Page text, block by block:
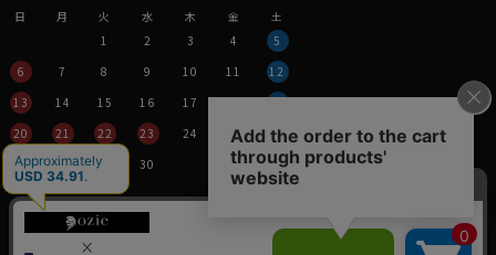
●度詰め天竺とは？
一般的なTシャツ生地より、しっかり目を詰めて編み込ん
だものを「度詰め」といいます。
そのため肉厚でしっかりした生地に仕上がります。
天竺とは、Tシャツなどのニット生地の編み方の名前で
日 月 火 水 木 金
土
1
2 3 4
5
6
7 8 9 10 11
12
13
14 15 16 17 18
19
20
21 22 23 24 25
26
27
28 29 30
営業時間：平日11時～17時
定休日：土・日・祝